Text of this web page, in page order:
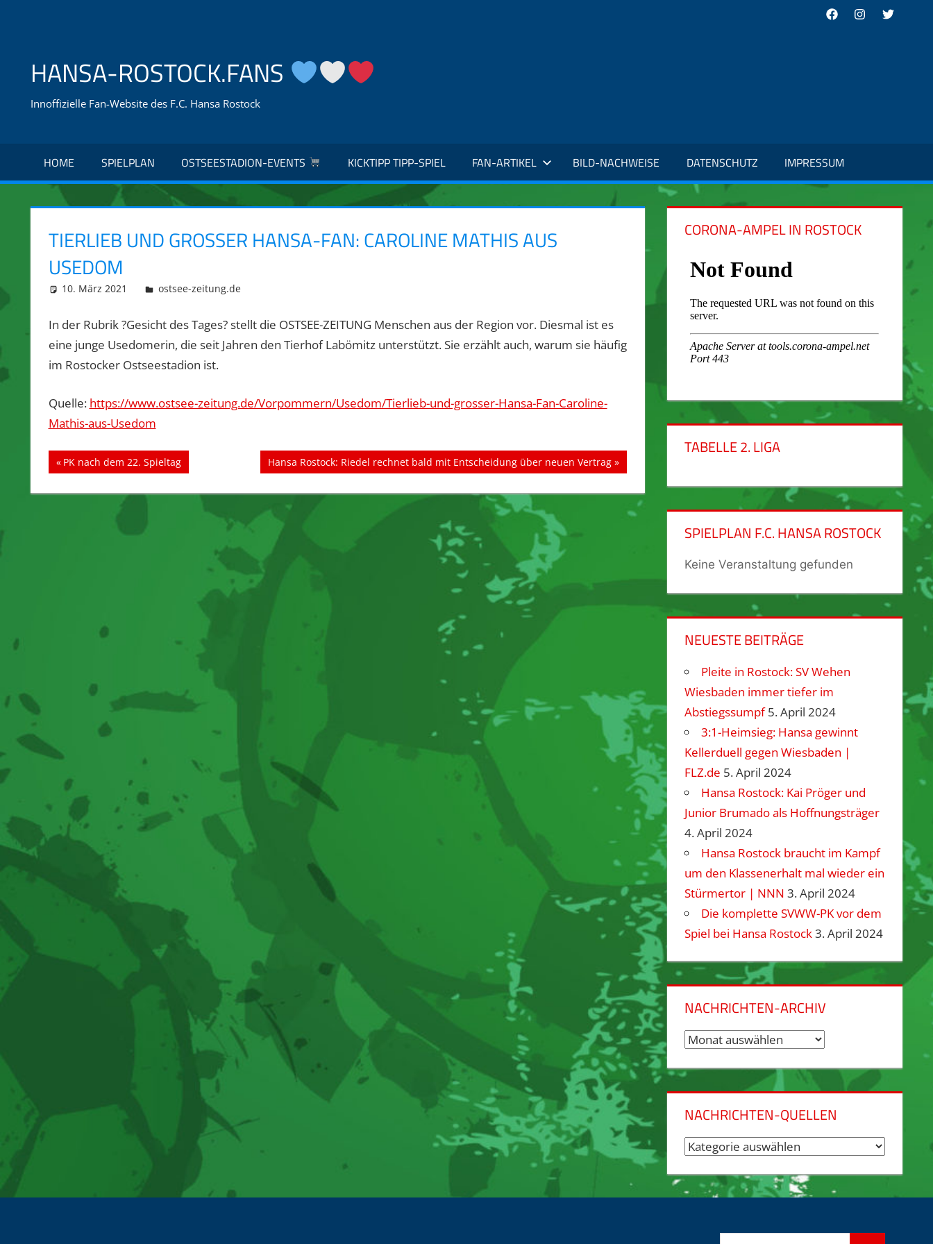
FacebookInstagram
Twitter
HANSA-ROSTOCK.FANS
Innoffizielle Fan-Website des F.C. Hansa Rostock
HOME SPIELPLAN OSTSEESTADION-EVENTS KICKTIPP TIPP-SPIEL FAN-ARTIKEL BILD-NACHWEISE DATENSCHUTZ IMPRESSUM
TIERLIEB UND GROSSER HANSA-FAN: CAROLINE MATHIS AUS U
SEDOM
10. März 2021 integromat
ostsee-zeitung.de
In der Rubrik ?Gesicht des Tages? stellt die OSTSEE-ZEITUNG Menschen aus der Region vor. Diesmal ist es
eine junge Usedomerin, die seit Jahren den Tierhof Labömitz unterstützt. Sie erzählt auch, warum sie häufig
im Rostocker Ostseestadion ist.
Quelle: https://www.ostsee-zeitung.de/Vorpommern/Usedom/Tierlieb-und-grosser-Hansa-Fan-Caroline-
Mathis-aus-Usedom
Beitragsnavigation
Vorheriger
Beitrag:
PK nach dem 22. Spieltag
Nächster
Beitrag:
Hansa Rostock: Riedel rechnet bald mit Entscheidung über neuen Vertrag
CORONA-AMPEL IN ROSTOCK
TABELLE 2. LIGA
SPIELPLAN F.C. HANSA ROSTOCK
Keine Veranstaltung gefunden
NEUESTE BEITRÄGE
Pleite in Rostock: SV Wehen
Wiesbaden immer tiefer im
Abstiegssumpf 5. April 2024
3:1-Heimsieg: Hansa gewinnt
Kellerduell gegen Wiesbaden |
FLZ.de 5. April 2024
Hansa Rostock: Kai Pröger und
Junior Brumado als Hoffnungsträger
4. April 2024
Hansa Rostock braucht im Kampf
um den Klassenerhalt mal wieder ein
Stürmertor | NNN 3. April 2024
Die komplette SVWW-PK vor dem
Spiel bei Hansa Rostock3. April 2024
NACHRICHTEN-ARCHIV
Nachrichten-
NACHRICHTEN-QUELLEN
Nachrichten-